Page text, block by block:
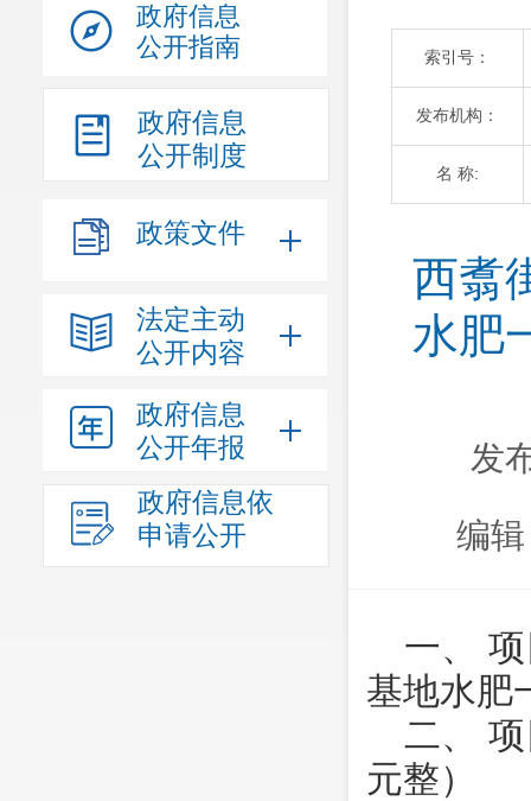
政府信息
公开指南
政府信息
公开制度
政策文件
法定主动
公开内容
政府信息
公开年报
政府信息依
申请公开
索引号：
发布机构：
名 称:
西翥
水肥
发
编
一、
基地水肥
二、
元整）